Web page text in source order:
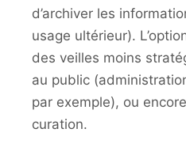
d’archiver les
usage ultérieur).
des veilles moins
au public
par exemple), ou
curation.